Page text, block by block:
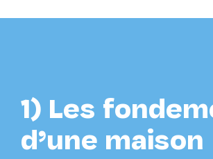
1) Les
d’une maison